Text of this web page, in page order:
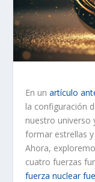
En unartículo
la configuración
nuestro universo
formar estrellas
Ahora,
cuatro fuerzas
fuerza nuclear